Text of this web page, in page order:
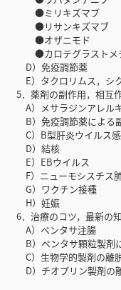
●ミリキズマブ
●リサンキズマブ
●オザニモド
●カロテグラストメ
D）免疫調節薬
E）タクロリムス，シ
5．薬剤の副作用，相互
A）メサラジンアレル
B）免疫調節薬による
C）B型肝炎ウイルス
D）結核
E）EBウイルス
F）ニューモシスチス
G）ワクチン接種
H）妊娠
6．治療のコツ，最新の
A）ペンタサ注腸
B）ペンタサ顆粒製剤
C）生物学的製剤の離
D）チオプリン製剤の